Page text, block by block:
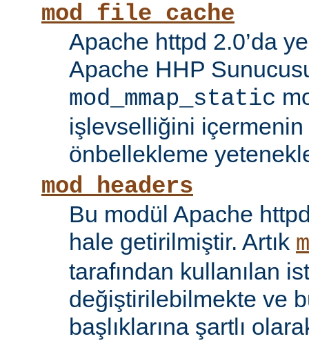
mod_file_cache
Apache httpd 2.0’da
Apache HHP
mod_mmap_static
işlevselliğini içermenin
önbellekleme
mod_headers
Bu modül Apache
hale getirilmiştir. Artık
tarafından kullanılan
değiştirilebilmekte ve
başlıklarına şartlı